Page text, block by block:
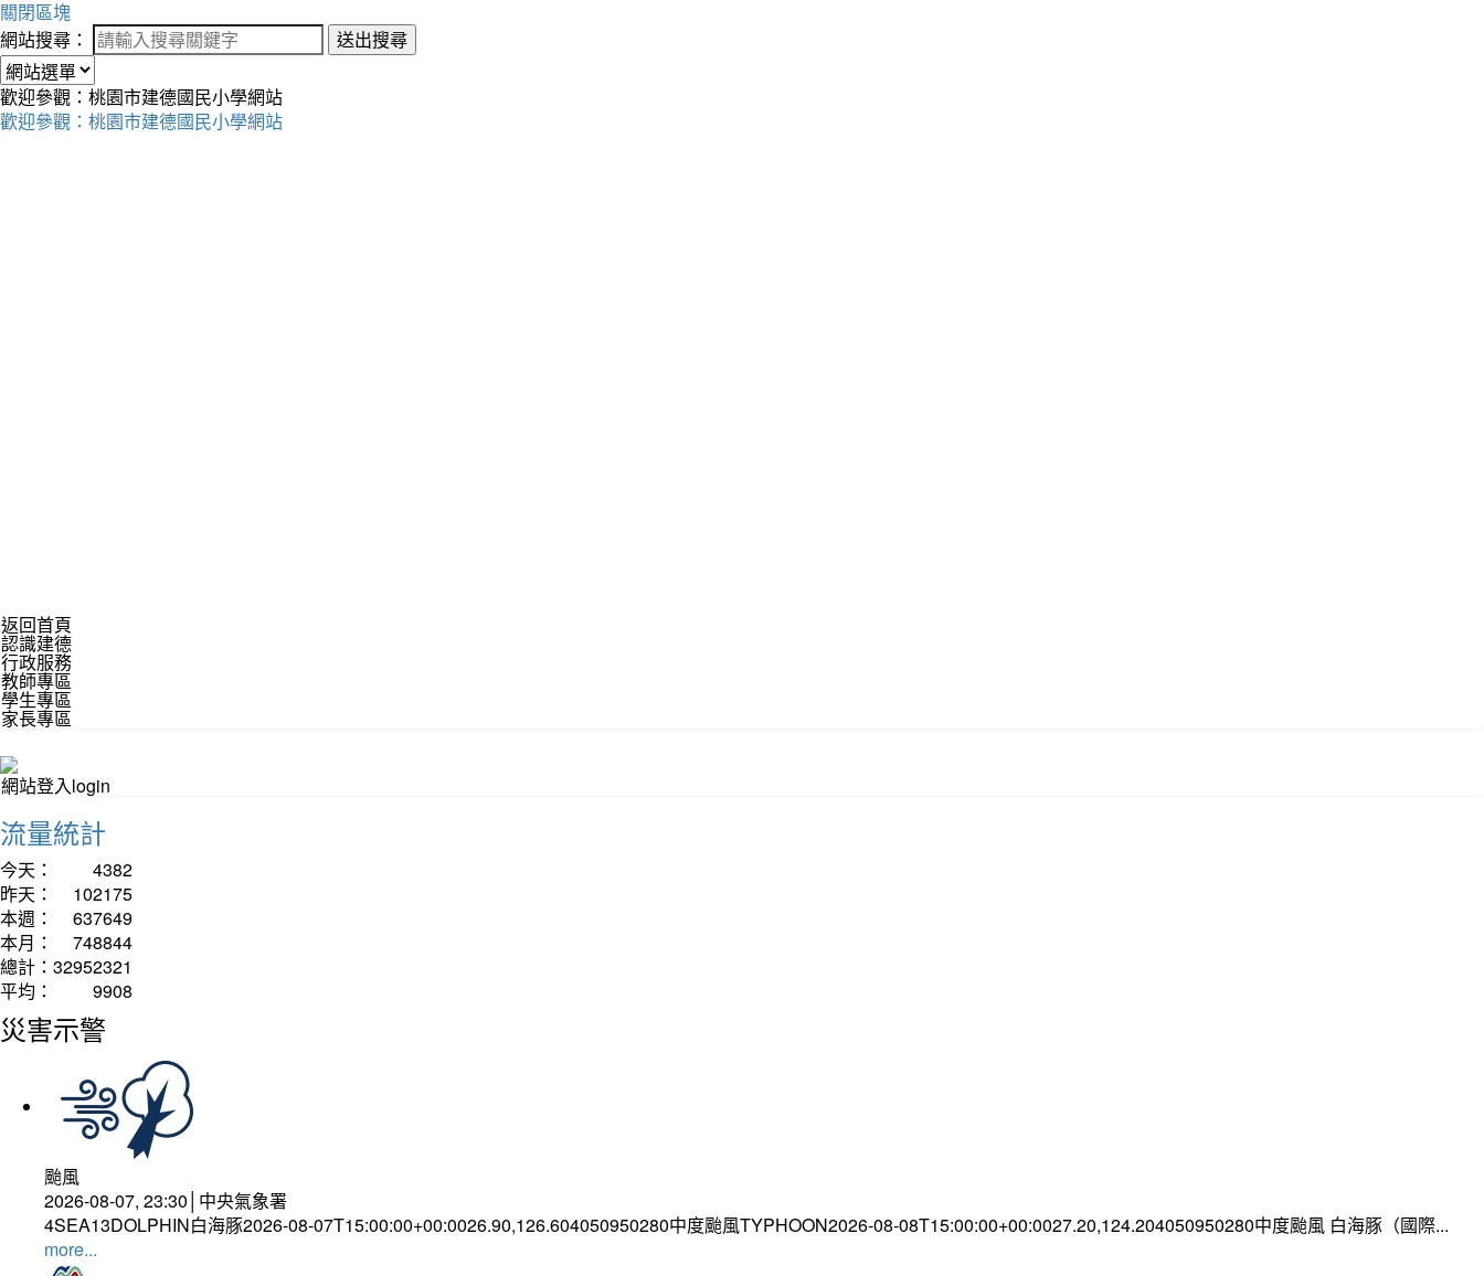
關閉區塊
網站搜尋：
送出搜尋
歡迎參觀：桃園市建德國民小學網站
歡迎參觀：桃園市建德國民小學網站
返回首頁
認識建德
行政服務
教師專區
學生專區
家長專區
網站登入login
流量統計
今天：
4382
昨天：
102175
本週：
637649
本月：
748844
總計： 32952321
平均：
9908
災害示警
颱風
2026-08-07, 23:30│中央氣象署
4SEA13DOLPHIN白海豚2026-08-07T15:00:00+00:0026.90,126.604050950280中度颱風TYPHOON2026-08-08T15:00:00+00:0027.20,124.204050950280中度颱風 白海豚（國際...
more...